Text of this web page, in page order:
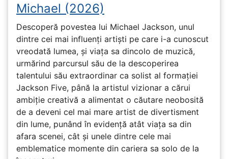
Michael (2026)
Descoperă povestea lui Michael Jackson, unul
dintre cei mai influenți artiști pe care i-a cunoscut
vreodată lumea, și viața sa dincolo de muzică,
urmărind parcursul său de la descoperirea
talentului său extraordinar ca solist al formației
Jackson Five, până la artistul vizionar a cărui
ambiție creativă a alimentat o căutare neobosită
de a deveni cel mai mare artist de divertisment
din lume, punând în evidență atât viața sa din
afara scenei, cât și unele dintre cele mai
emblematice momente din cariera sa solo de la